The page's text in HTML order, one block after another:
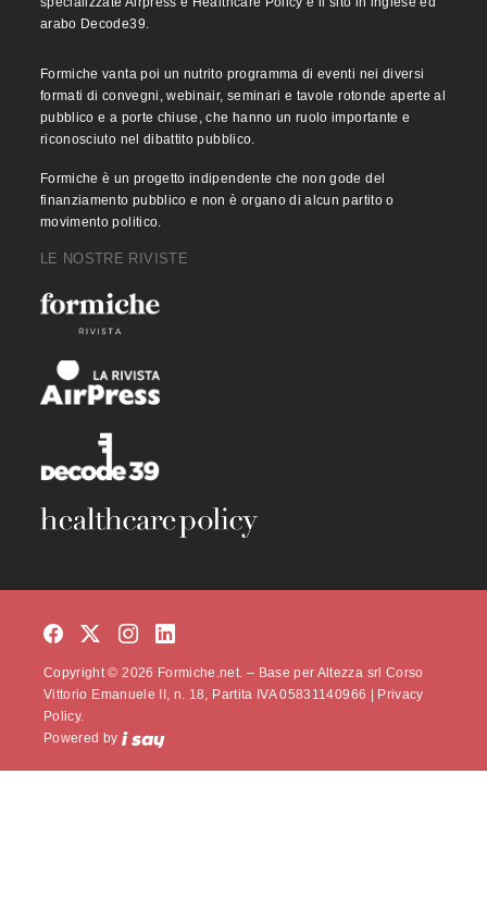
arabo Decode39.
Formiche vanta poi un nutrito programma di eventi nei diversi
formati di convegni, webinair, seminari e tavole rotonde aperte al
pubblico e a porte chiuse, che hanno un ruolo importante e
riconosciuto nel dibattito pubblico.
Formiche è un progetto indipendente che non gode del
finanziamento pubblico e non è organo di alcun partito o
movimento politico.
LE NOSTRE RIVISTE
Copyright © 2026 Formiche.net. – Base per Altezza srl Corso
Vittorio Emanuele II, n. 18, Partita IVA 05831140966 |
Privacy
Policy.
Powered by